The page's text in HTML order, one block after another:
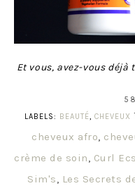
Et vous, avez-vous déjà
LABELS:
BEAUTÉ, CHEVEUX
cheveux afro,
crème de soin, Curl
Sim's, Les Secrets